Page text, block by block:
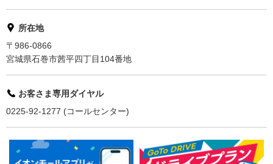
所在地
〒986-0866
宮城県石巻市茜平四丁目104番地
お客さま専用ダイヤル
0225-92-1277 (コールセンター)